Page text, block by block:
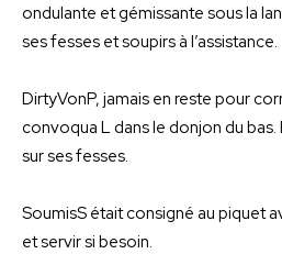
ondulante et gémissante sous la
ses fesses et soupirs à l’assistance.
DirtyVonP, jamais en reste pour
convoqua L dans le donjon du
sur ses fesses.
SoumisS était consigné au piquet
et servir si besoin.